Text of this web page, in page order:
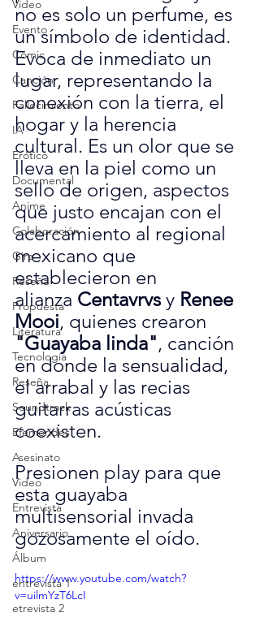
Video
Evento
Cómic
Canción
Fallecimiento
IA
Erótico
Documental
Anime
Colaboración
Gira
Reseña
Propuesta
Literatura
Tecnología
Reseña
Soundtrack
Efemérides
Asesinato
Video
Entrevista
Aniversario
Álbum
entrevista 1
etrevista 2
no es solo un perfume, es
un símbolo de identidad.
Evoca de inmediato un
lugar, representando la
conexión con la tierra, el
hogar y la herencia
cultural. Es un olor que se
lleva en la piel como un
sello de origen, aspectos
que justo encajan con el
acercamiento al regional
mexicano que
establecieron en
alianza Centavrvs y Renee
Mooi, quienes crearon
"Guayaba linda", canción
en donde la sensualidad,
el arrabal y las recias
guitarras acústicas
coexisten.
Presionen play para que
esta guayaba
multisensorial invada
gozosamente el oído.
https://www.youtube.com/watch?
v=uilmYzT6LcI